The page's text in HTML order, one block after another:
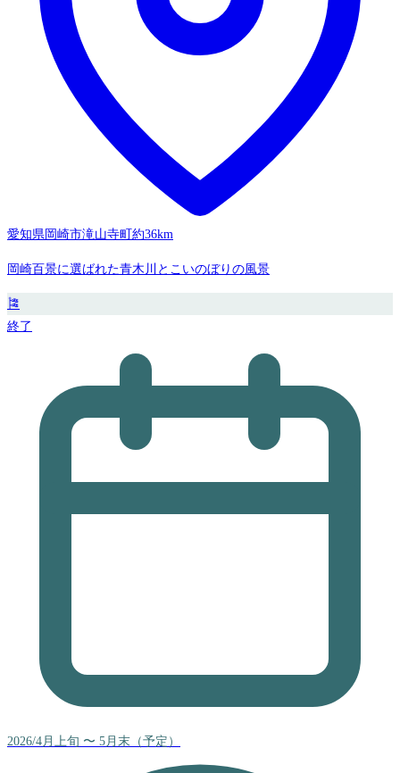
愛知県岡崎市滝山寺町 約36km
岡崎百景に選ばれた青木川とこいのぼりの風景
🎏
終了
2026/4月上旬 〜 5月末（予定）